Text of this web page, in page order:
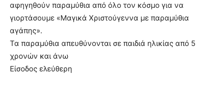
αφηγηθούν παραμύθια από όλο τον κόσμο για να
γιορτάσουμε «Μαγικά Χριστούγεννα με παραμύθια
αγάπης».
Τα παραμύθια απευθύνονται σε παιδιά ηλικίας από 5
χρονών και άνω
Είσοδος ελεύθερη